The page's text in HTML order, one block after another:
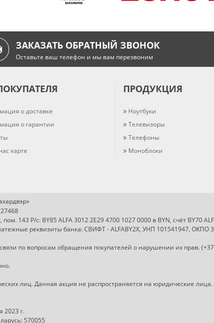
ЗАКАЗАТЬ ОБРАТНЫЙ ЗВОНОК
Оставьте ваш телефон и мы вам перезвоним
о доставке
о гарантии
карте
ПРОДУКЦИЯ
Ноутбуки
Телевизоры
Телефоны
Моноблоки
143 Р/с: BY85 ALFA 3012 2E29 4700 1027 0000 в BYN, счёт BY70
реквизиты банка: СВИФТ - ALFABY2X, УНП 101541947, ОКПО
по вопросам обращения покупателей о нарушении их прав.
лиц. Данная акция не распространяется на юридические лица.
2023 г.
570055